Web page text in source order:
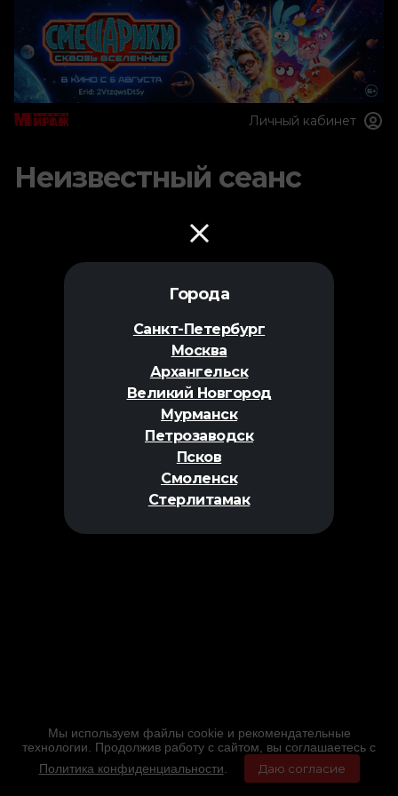
Города
Санкт-Петербург
Москва
Архангельск
Великий Новгород
Мурманск
Петрозаводск
Псков
Смоленск
Стерлитамак
Личный кабинет
Неизвестный сеанс
Мы используем файлы cookie и рекомендательные
технологии. Продолжив работу с сайтом, вы соглашаетесь с
Политика конфиденциальности
Даю согласие